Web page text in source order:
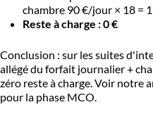
chambre 90 €/jour × 18 =
Reste à charge : 0 €
Conclusion : sur les suites
allégé du forfait journalier +
zéro reste à charge. Voir notre
pour la phase MCO.